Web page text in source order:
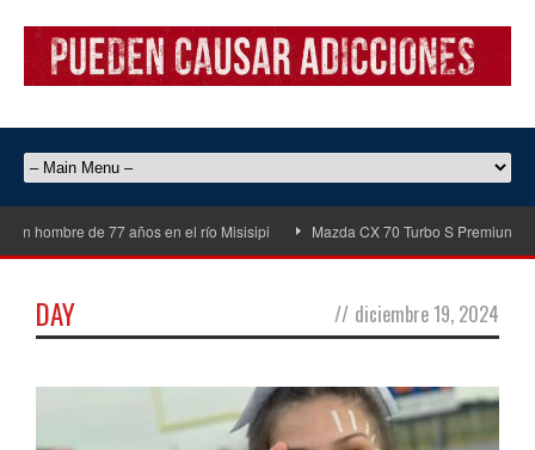
hombre de 77 años en el río Misisipi Mazda CX 70 Turbo S Premiun
DAY // diciembre 19, 2024